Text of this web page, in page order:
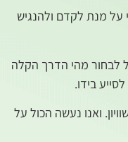
על מנת לקדם ולהנגיש
לבחור מהי הדרך הקלה
בידו.
ואנו נעשה הכול על